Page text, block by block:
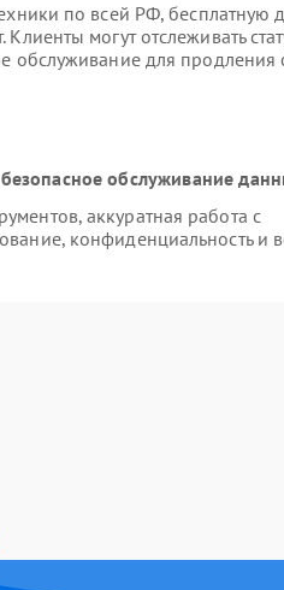
по всей РФ, бесплатную
могут отслеживать
обслуживание для
обслуживание
аккуратная работа с
конфиденциальность и